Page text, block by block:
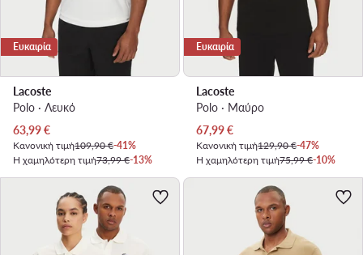
Ευκαιρία
Lacoste
Polo · Λευκό
Τρέχουσα τιμή
63,99€
Κανονική τιμή109,90 €-41%
Η χαμηλότερη τιμή73,99 €-13%
Ευκαιρία
Lacoste
Polo · Μαύρο
Τρέχουσα τιμή
67,99€
Κανονική τιμή129,90 €-47%
Η χαμηλότερη τιμή75,99 €-10%